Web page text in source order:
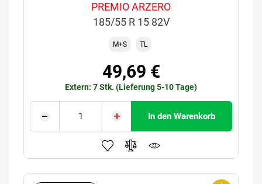
PREMIO ARZERO
185/55 R 15 82V
M+S TL
49,69 €
Extern: 7 Stk. (Lieferung 5-10 Tage)
In den Warenkorb